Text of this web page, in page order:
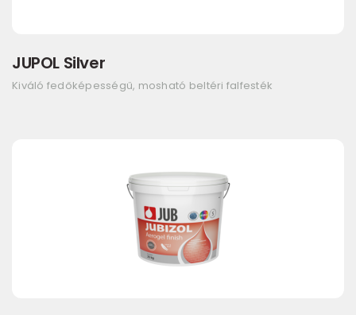
JUPOL Silver
Kiváló fedőképességű, mosható beltéri falfesték